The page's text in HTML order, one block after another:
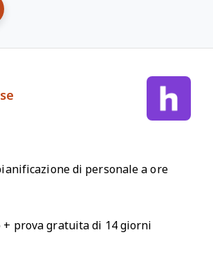
di personale a ore
+ prova gratuita di 14 giorni